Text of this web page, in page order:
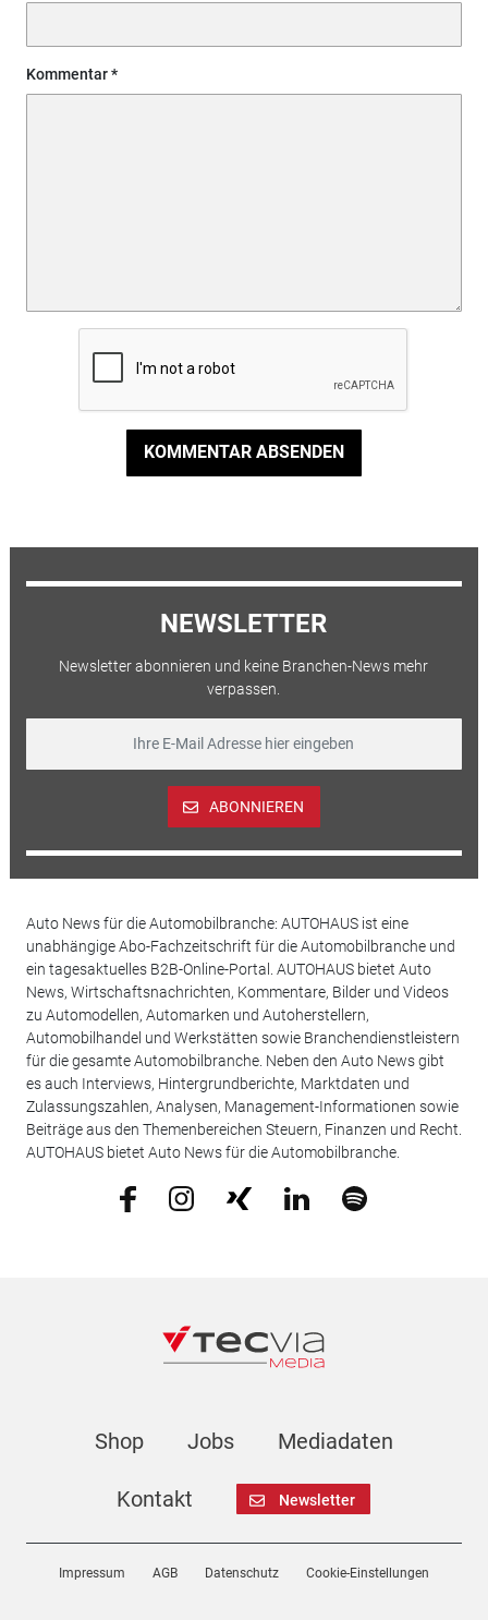
Kommentar
KOMMENTAR ABSENDEN
NEWSLETTER
Newsletter abonnieren und keine Branchen-News mehr
verpassen.
ABONNIEREN
Auto News für die Automobilbranche: AUTOHAUS ist eine
unabhängige Abo-Fachzeitschrift für die Automobilbranche und
ein tagesaktuelles B2B-Online-Portal. AUTOHAUS bietet Auto
News, Wirtschaftsnachrichten, Kommentare, Bilder und Videos
zu Automodellen, Automarken und Autoherstellern,
Automobilhandel und Werkstätten sowie Branchendienstleistern
für die gesamte Automobilbranche. Neben den Auto News gibt
es auch Interviews, Hintergrundberichte, Marktdaten und
Zulassungszahlen, Analysen, Management-Informationen sowie
Beiträge aus den Themenbereichen Steuern, Finanzen und Recht.
AUTOHAUS bietet Auto News für die Automobilbranche.
Shop Jobs Mediadaten
Kontakt Newsletter
Impressum AGB Datenschutz Cookie-Einstellungen